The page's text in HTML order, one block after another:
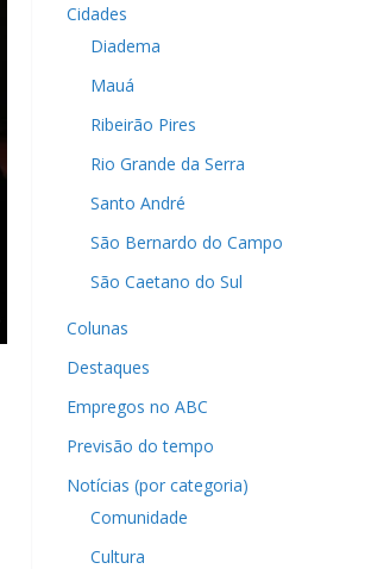
Cidades
Diadema
Mauá
Ribeirão Pires
Rio Grande da Serra
Santo André
São Bernardo do Campo
São Caetano do Sul
Colunas
Destaques
Empregos no ABC
Previsão do tempo
Notícias (por categoria)
Comunidade
Cultura